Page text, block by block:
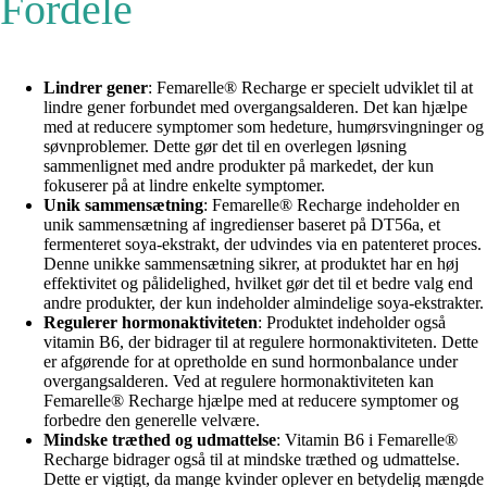
Lindrer gener: Femarelle® Recharge er specielt udviklet til at
lindre gener forbundet med overgangsalderen. Det kan hjælpe
med at reducere symptomer som hedeture, humørsvingninger og
søvnproblemer. Dette gør det til en overlegen løsning
sammenlignet med andre produkter på markedet, der kun
fokuserer på at lindre enkelte symptomer.
Unik sammensætning: Femarelle® Recharge indeholder en
unik sammensætning af ingredienser baseret på DT56a, et
fermenteret soya-ekstrakt, der udvindes via en patenteret proces.
Denne unikke sammensætning sikrer, at produktet har en høj
effektivitet og pålidelighed, hvilket gør det til et bedre valg end
andre produkter, der kun indeholder almindelige soya-ekstrakter.
Regulerer hormonaktiviteten: Produktet indeholder også
vitamin B6, der bidrager til at regulere hormonaktiviteten. Dette
er afgørende for at opretholde en sund hormonbalance under
overgangsalderen. Ved at regulere hormonaktiviteten kan
Femarelle® Recharge hjælpe med at reducere symptomer og
forbedre den generelle velvære.
Mindske træthed og udmattelse: Vitamin B6 i Femarelle®
Recharge bidrager også til at mindske træthed og udmattelse.
Dette er vigtigt, da mange kvinder oplever en betydelig mængde